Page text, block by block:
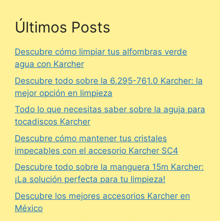
Últimos Posts
Descubre cómo limpiar tus alfombras verde
agua con Karcher
Descubre todo sobre la 6.295-761.0 Karcher: la
mejor opción en limpieza
Todo lo que necesitas saber sobre la aguja para
tocadiscos Karcher
Descubre cómo mantener tus cristales
impecables con el accesorio Karcher SC4
Descubre todo sobre la manguera 15m Karcher:
¡La solución perfecta para tu limpieza!
Descubre los mejores accesorios Karcher en
México